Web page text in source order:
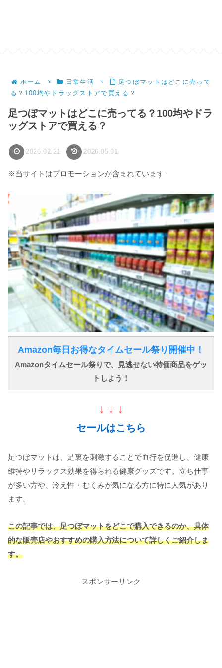
ホーム 日常生活
足つぼマットはどこに売って
る？100均やドラッグストアで買える？
足つぼマットはどこに売ってる？100均やドラ
ッグストアで買える？
2025.02.21 2026.05.01
※当サイトはプロモーションが含まれています
Amazon毎日お得なタイムセール祭り開催中！
Amazonタイムセール祭りで、見逃せない特価商品をゲッ
トしよう！
↓ ↓ ↓
セールはこちら
足つぼマットは、足裏を刺激することで血行を促進し、健康
維持やリラックス効果を得られる健康グッズです。立ち仕事
が多い方や、冷え性・むくみが気になる方に特に人気があり
ます。
この記事では、足つぼマットをどこで購入できるのか、具体
的な販売店やおすすめの購入方法について詳しくご紹介しま
す。
スポンサーリンク